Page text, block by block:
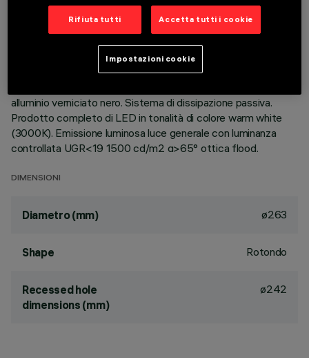
Apparecchio rotondo fisso finalizzato all'utilizzo di sorgente
LED con tecnologia C.o.B. Versione con falda per installazione
ad appoggio. Riflettore metallizzato con vapori di alluminio
sottovuoto con strato di protezione antigraffio. Struttura
con cornice perimetrale in alluminio pressofuso, staffe in
alluminio verniciato nero. Sistema di dissipazione passiva.
Prodotto completo di LED in tonalità di colore warm white
(3000K). Emissione luminosa luce generale con luminanza
controllata UGR<19 1500 cd/m2 α>65° ottica flood.
DIMENSIONI
Diametro (mm) ø263
Shape Rotondo
Recessed hole
dimensions (mm)
ø242
Rifiuta tutti Accetta tutti i cookie
Impostazioni cookie